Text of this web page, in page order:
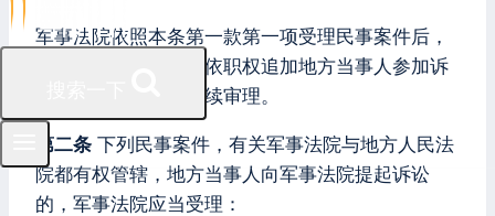
军事法院依照本条第一款第一项受理民事案件后，
根据当事人申请或者依职权追加地方当事人参加诉
讼的，由军事法院继续审理。
第二条 下列民事案件，有关军事法院与地方人民法
院都有权管辖，地方当事人向军事法院提起诉讼
的，军事法院应当受理：